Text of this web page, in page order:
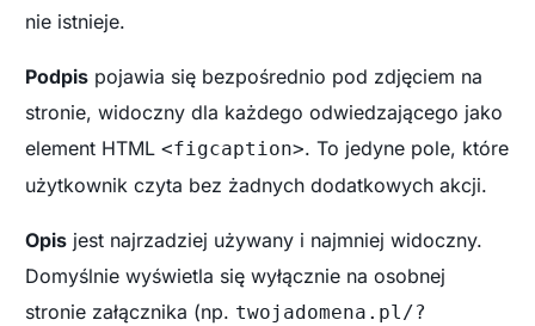
nie istnieje.
Podpis pojawia się bezpośrednio pod zdjęciem na
stronie, widoczny dla każdego odwiedzającego jako
element HTML<figcaption>. To jedyne pole, które
użytkownik czyta bez żadnych dodatkowych akcji.
Opis jest najrzadziej używany i najmniej widoczny.
Domyślnie wyświetla się wyłącznie na osobnej
stronie załącznika (np. twojadomena.pl/?